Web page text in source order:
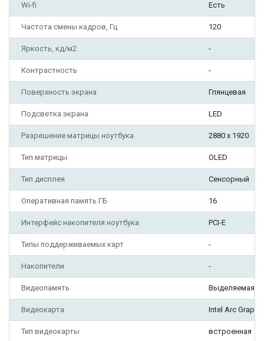
Wi-fi Есть
Частота смены кадров, Гц 120
Яркость, кд/м2 -
Контрастность -
Поверхность экрана Глянцевая
Подсветка экрана LED
Разрешение матрицы ноутбука 2880 х 1920
Тип матрицы OLED
Тип дисплея Сенсорный
Оперативная память ГБ 16
Интерфейс накопителя ноутбука PCI-E
Типы поддерживаемых карт -
Накопители -
Видеопамять Выделяемая
Видеокарта Intel Arc
Тип видеокарты встроенная